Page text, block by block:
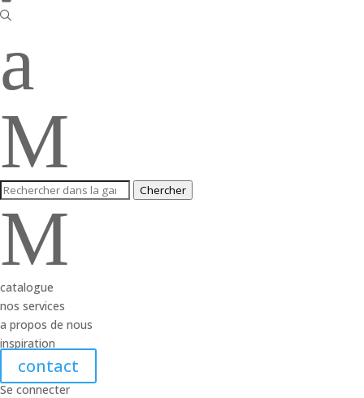
a
M
Chercher
M
catalogue
nos services
a propos de nous
inspiration
contact
Se connecter